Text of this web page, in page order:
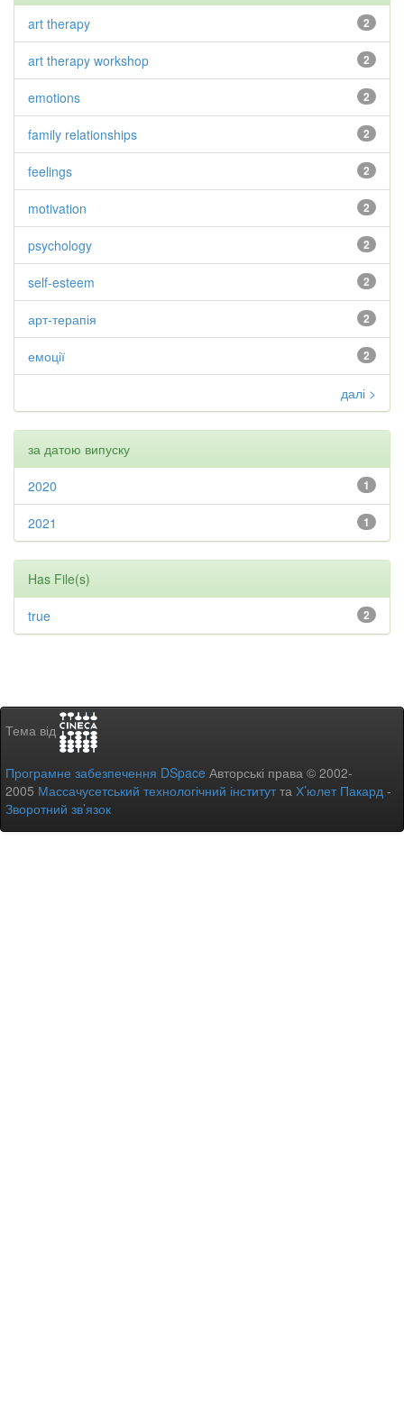
2
art therapy
2
art therapy workshop
2
emotions
2
family relationships
2
feelings
2
motivation
2
psychology
2
self-esteem
2
арт-терапія
2
емоції
далі >
за датою випуску
1
2020
1
2021
Has File(s)
2
true
Тема від
Програмне забезпечення DSpace Авторські права © 2002-
2005 Массачусетський технологічний інститутта Х’юлет Пакард -
Зворотний зв’язок